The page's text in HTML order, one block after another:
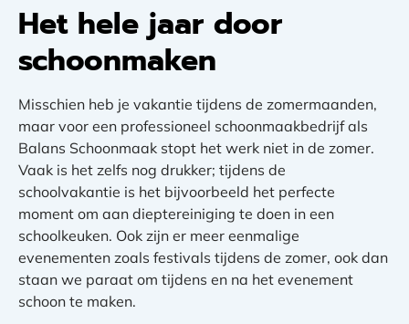
Het hele jaar door
schoonmaken
Misschien heb je vakantie tijdens de zomermaanden,
maar voor een professioneel schoonmaakbedrijf als
Balans Schoonmaak stopt het werk niet in de zomer.
Vaak is het zelfs nog drukker; tijdens de
schoolvakantie is het bijvoorbeeld het perfecte
moment om aan dieptereiniging te doen in een
schoolkeuken. Ook zijn er meer eenmalige
evenementen zoals festivals tijdens de zomer, ook dan
staan we paraat om tijdens en na het evenement
schoon te maken.